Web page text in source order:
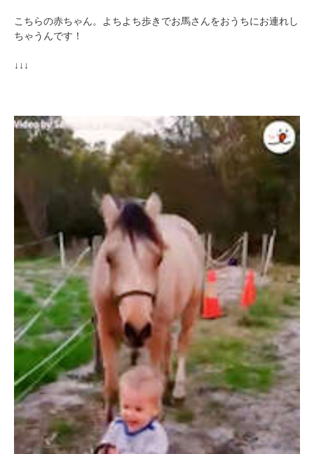
こちらの赤ちゃん。よちよち歩きでお馬さんをおうちにお連れし
ちゃうんです！
↓↓↓